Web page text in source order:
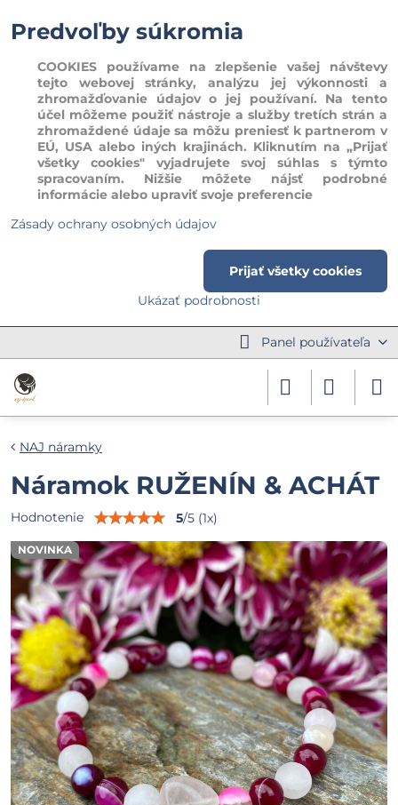
Panel používateľa
NOVINKA
NAJ náramky
Náramok RUŽENÍN & ACHÁT
Hodnotenie 5/5 (1x)
Predvoľby súkromia
COOKIES používame na zlepšenie vašej návštevy
tejto webovej stránky, analýzu jej výkonnosti a
zhromažďovanie údajov o jej používaní. Na tento
účel môžeme použiť nástroje a služby tretích strán a
zhromaždené údaje sa môžu preniesť k partnerom v
EÚ, USA alebo iných krajinách. Kliknutím na „Prijať
všetky cookies" vyjadrujete svoj súhlas s týmto
spracovaním. Nižšie môžete nájsť podrobné
informácie alebo upraviť svoje preferencie
Zásady ochrany osobných údajov
Ukázať podrobnosti
Prijať všetky cookies